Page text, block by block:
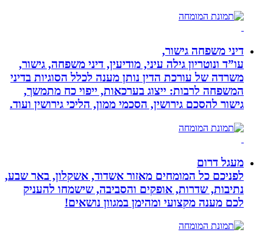
דיני משפחה גישור,
עו”ד ונוטריון גילה עיני, מודיעין, דיני משפחה, גישור,
משרדה של עורכת הדין נותן מענה לכלל הסוגיות בדיני
המשפחה לרבות: ייצוג בערכאות, ייפוי כח מתמשך,
גישור להסכם גירושין, הסכמי ממון, הליכי גירושין ועוד.
מעגל דרום
לפניכם כל המומחים מאזור אשדוד, אשקלון, באר שבע,
נתיבות, שדרות, אופקים והסביבה, שישמחו להעניק
לכם מענה מקצועי ומהימן במגוון נושאים!